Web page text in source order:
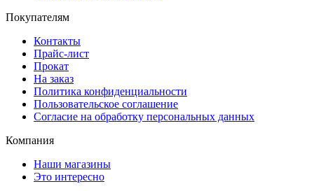
Покупателям
Контакты
Прайс-лист
Прокат
На заказ
Политика конфиденциальности
Пользовательское соглашение
Согласие на обработку персональных данных
Компания
Наши магазины
Это интересно